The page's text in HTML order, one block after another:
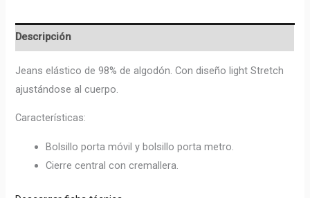
Descripción
Jeans elástico de 98% de algodón. Con diseño light Stretch
ajustándose al cuerpo.
Características:
Bolsillo porta móvil y bolsillo porta metro.
Cierre central con cremallera.